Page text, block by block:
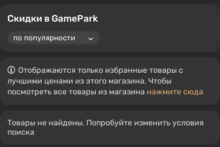
Скидки в GamePark
Отображаются только избранные товары с
лучшими ценами из этого магазина. Чтобы
посмотреть все товары из магазина нажмите сюда
Товары не найдены. Попробуйте изменить условия
поиска